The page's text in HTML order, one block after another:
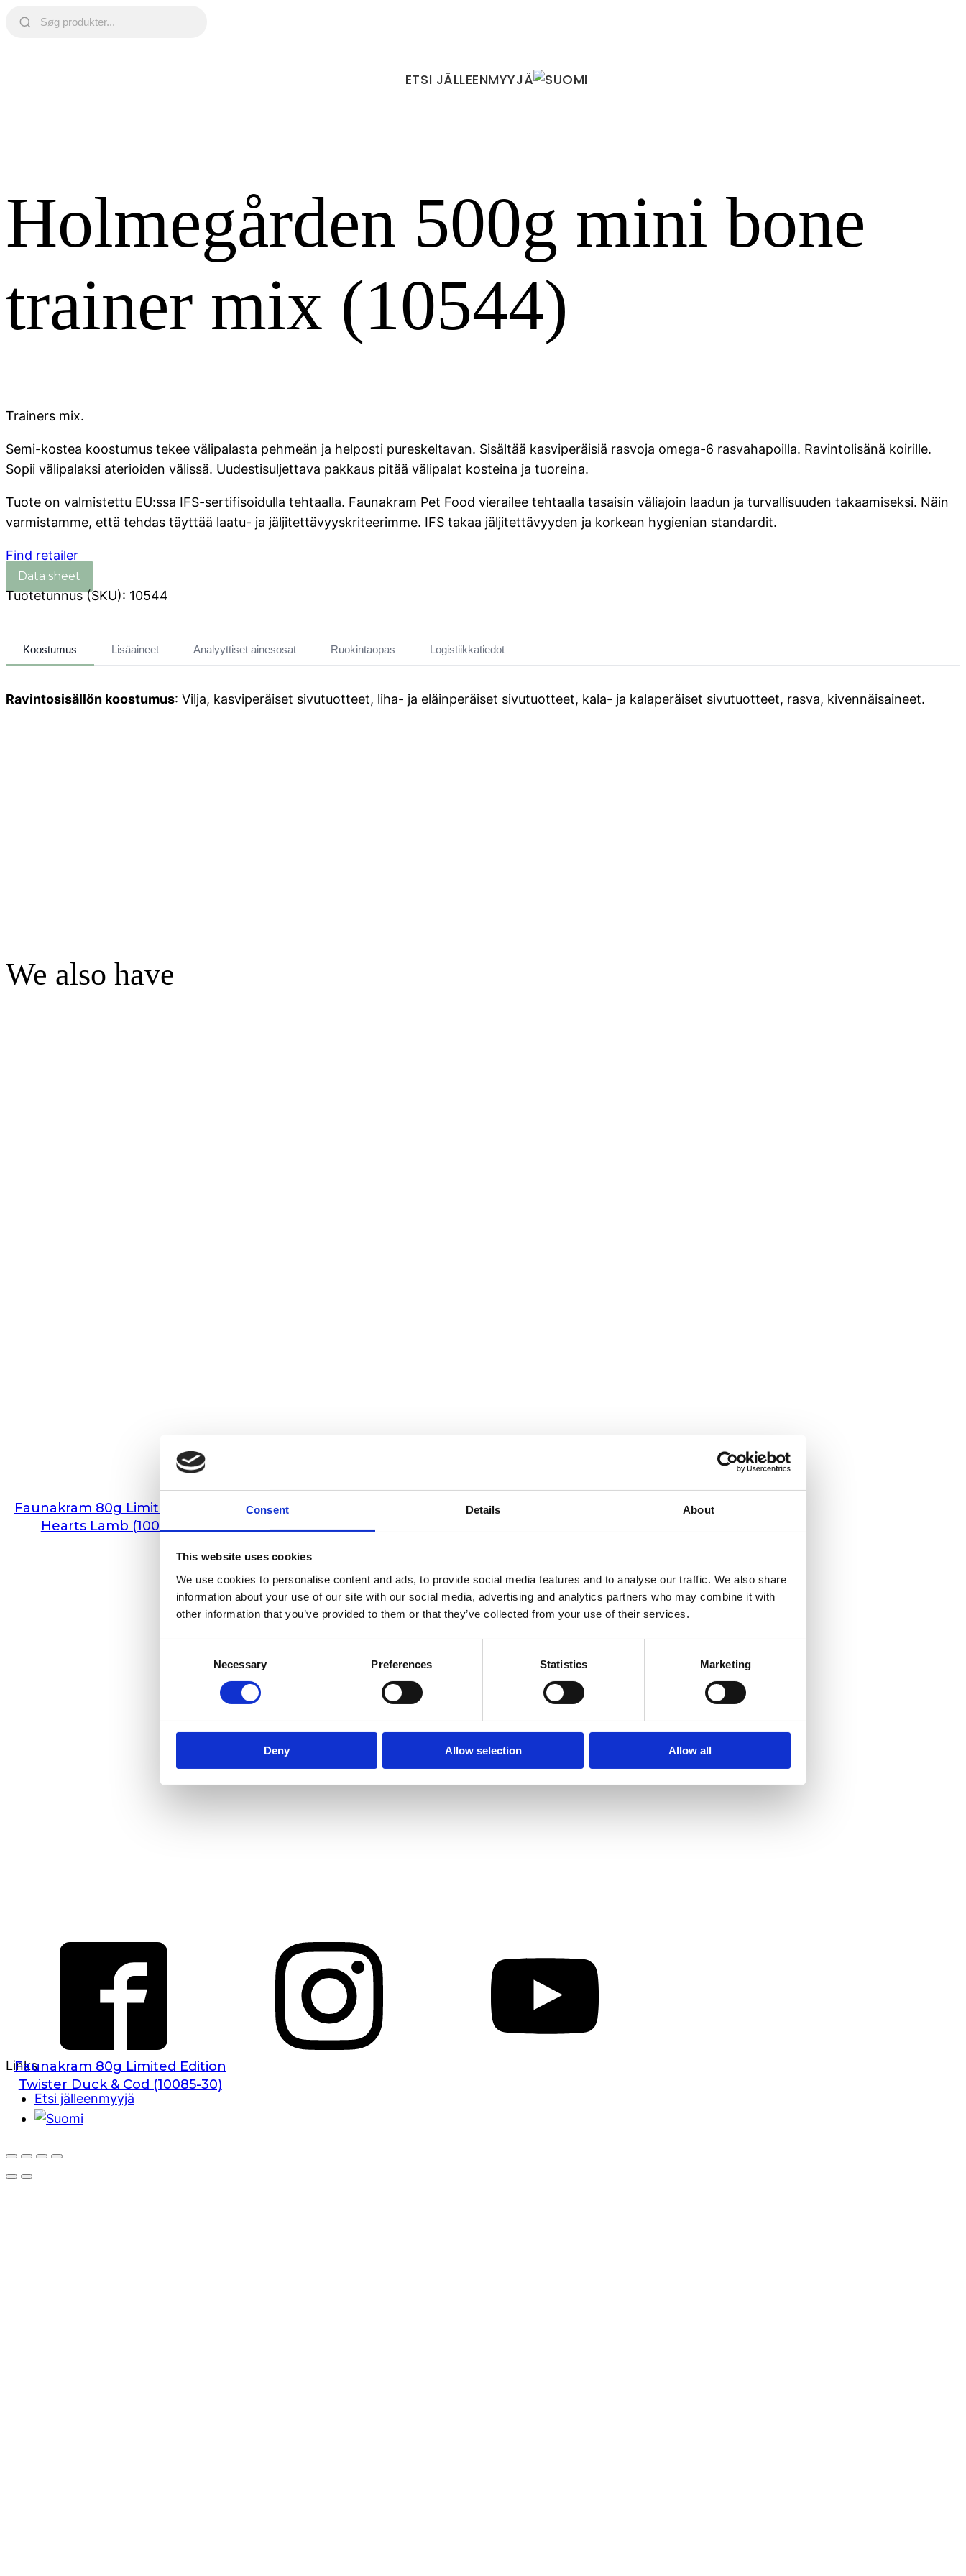
Consent Details About
This website uses cookies
We use cookies to personalise content and ads, to provide social media features and to analyse our traffic. We also share
information about your use of our site with our social media, advertising and analytics partners who may combine it with
other information that you’ve provided to them or that they’ve collected from your use of their services.
Necessary Preferences Statistics Marketing
Deny Allow selection Allow all
ETSI JÄLLEENMYYJÄ
Holmegården 500g mini bone
trainer mix (10544)
Trainers mix.
Semi-kostea koostumus tekee välipalasta pehmeän ja helposti pureskeltavan. Sisältää kasviperäisiä rasvoja omega-6 rasvahapoilla. Ravintolisänä koirille.
Sopii välipalaksi aterioiden välissä. Uudestisuljettava pakkaus pitää välipalat kosteina ja tuoreina.
Tuote on valmistettu EU:ssa IFS-sertifisoidulla tehtaalla. Faunakram Pet Food vierailee tehtaalla tasaisin väliajoin laadun ja turvallisuuden takaamiseksi. Näin
varmistamme, että tehdas täyttää laatu- ja jäljitettävyyskriteerimme. IFS takaa jäljitettävyyden ja korkean hygienian standardit.
Find retailer
Tuotetunnus (SKU): 10544
Koostumus Lisäaineet Analyyttiset ainesosat Ruokintaopas Logistiikkatiedot
Ravintosisällön koostumus: Vilja, kasviperäiset sivutuotteet, liha- ja eläinperäiset sivutuotteet, kala- ja kalaperäiset sivutuotteet, rasva, kivennäisaineet.
We also have
Faunakram 80g Limited Edition
Hearts Lamb (10085-35)
Faunakram 80g Limited Edition
Twister Duck & Cod (10085-30)
Links
Etsi jälleenmyyjä